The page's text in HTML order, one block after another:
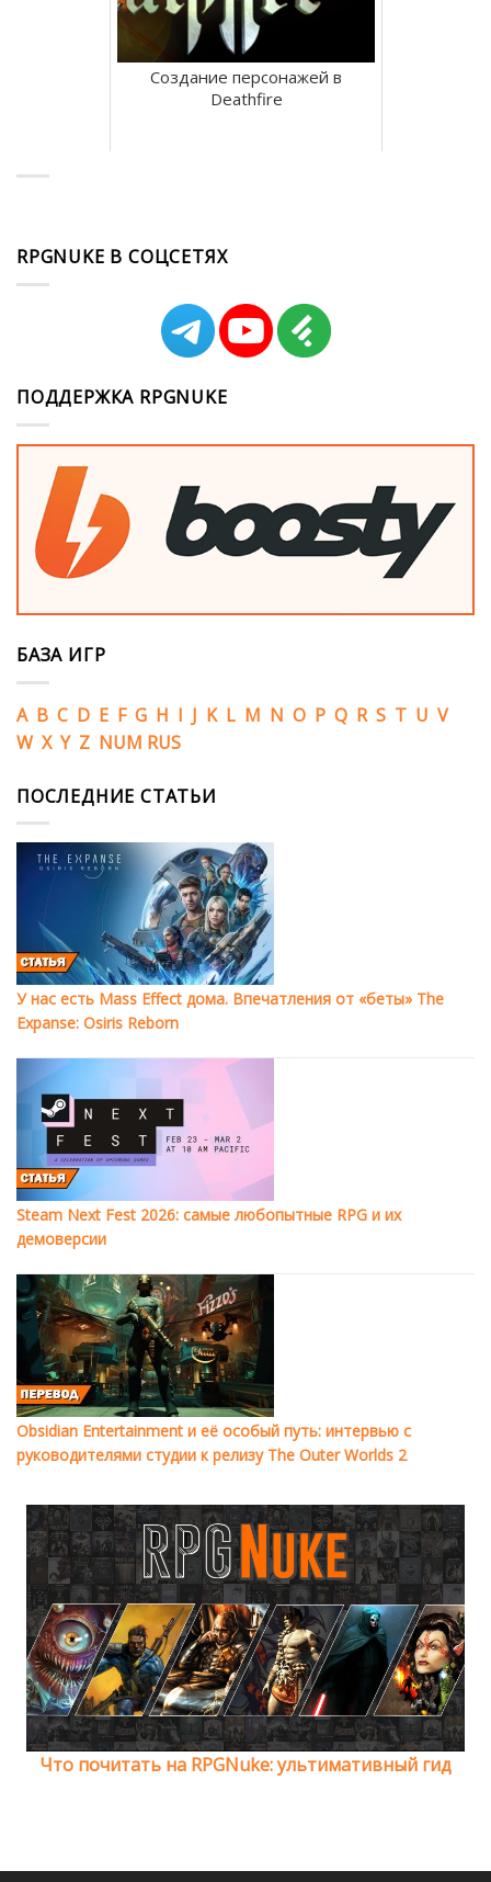
Создание персонажей в
Deathfire
RPGNUKE В СОЦСЕТЯХ
ПОДДЕРЖКА RPGNUKE
БАЗА ИГР
A B C D E F G H I J K L M N O P Q R S T U V
W X Y Z NUM RUS
ПОСЛЕДНИЕ СТАТЬИ
У нас есть Mass Effect дома. Впечатления от «беты» The
Expanse: Osiris Reborn
Steam Next Fest 2026: самые любопытные RPG и их
демоверсии
Obsidian Entertainment и её особый путь: интервью с
руководителями студии к релизу The Outer Worlds 2
Что почитать на RPGNuke: ультимативный гид